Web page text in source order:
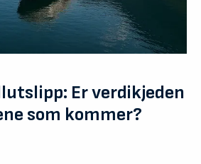
Er verdikjeden
som kommer?